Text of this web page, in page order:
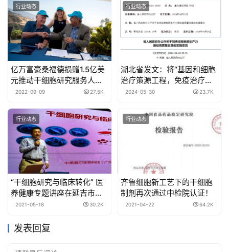
行业动态
亿万富豪桑福德损赠​1.5亿美
元推动干细胞研究服务人类
健康事业
2022-09-09 27.5K
行业动态
湖北省发文：将“基因和细胞
治疗策源工程，免疫治疗等
技术和产品开发”列为新质生
2024-05-30 23.7K
行业动态
“干细胞研究与临床转化” 医
养健康专题讲座在延吉市成
功举办
2021-05-18 30.2K
行业动态
齐鲁细胞新工艺下的干细胞
制剂再次通过中检院认证！
2021-04-22 64.2K
发表回复